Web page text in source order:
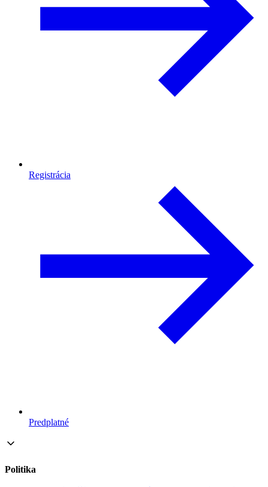
Registrácia
Predplatné
Politika